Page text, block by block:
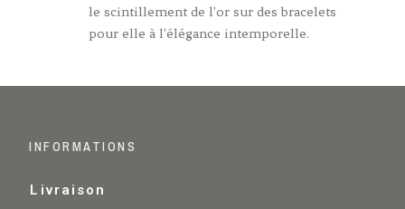
le scintillement de l'or sur des bracelets
pour elle à l'élégance intemporelle.
INFORMATIONS
Livraison